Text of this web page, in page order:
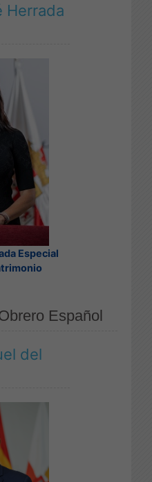
Herrada
Especial
Español
del